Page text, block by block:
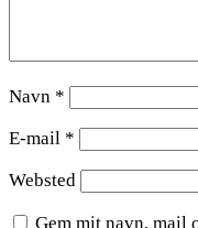
Navn *
E-mail *
Websted
Gem mit navn, mail